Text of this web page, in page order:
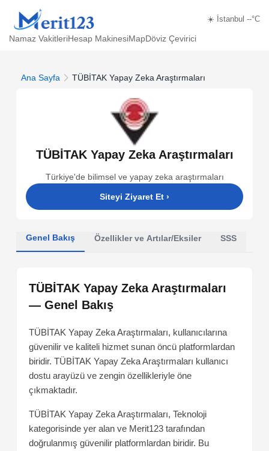
☀️ İstanbul --°C
Namaz VakitleriHesap MakinesiMapDöviz Çevirici
Ana Sayfa TÜBİTAK Yapay Zeka Araştırmaları
TÜBİTAK Yapay Zeka Araştırmaları
Türkiye'de bilimsel ve yapay zeka araştırmaları
Siteyi Ziyaret Et ›
Genel Bakış Özellikler ve Artılar/Eksiler SSS
TÜBİTAK Yapay Zeka Araştırmaları
— Genel Bakış
TÜBİTAK Yapay Zeka Araştırmaları, kullanıcılarına
güvenilir ve kaliteli hizmet sunan öncü platformlardan
biridir. TÜBİTAK Yapay Zeka Araştırmaları kullanıcı
dostu arayüzü ve zengin özellikleriyle öne
çıkmaktadır.
TÜBİTAK Yapay Zeka Araştırmaları, Teknoloji
kategorisinde yer alan ve Merit123 tarafından
doğrulanmış güvenilir platformlardan biridir. Bu